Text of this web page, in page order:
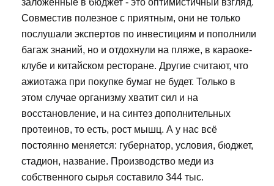
заложенные в бюджет - это оптимистичный взгляд.
Совместив полезное с приятным, они не только
послушали экспертов по инвестициям и пополнили
багаж знаний, но и отдохнули на пляже, в караоке-
клубе и китайском ресторане. Другие считают, что
ажиотажа при покупке бумаг не будет. Только в
этом случае организму хватит сил и на
восстановление, и на синтез дополнительных
протеинов, то есть, рост мышц. А у нас всё
постоянно меняется: губернатор, условия, бюджет,
стадион, название. Производство меди из
собственного сырья составило 344 тыс.